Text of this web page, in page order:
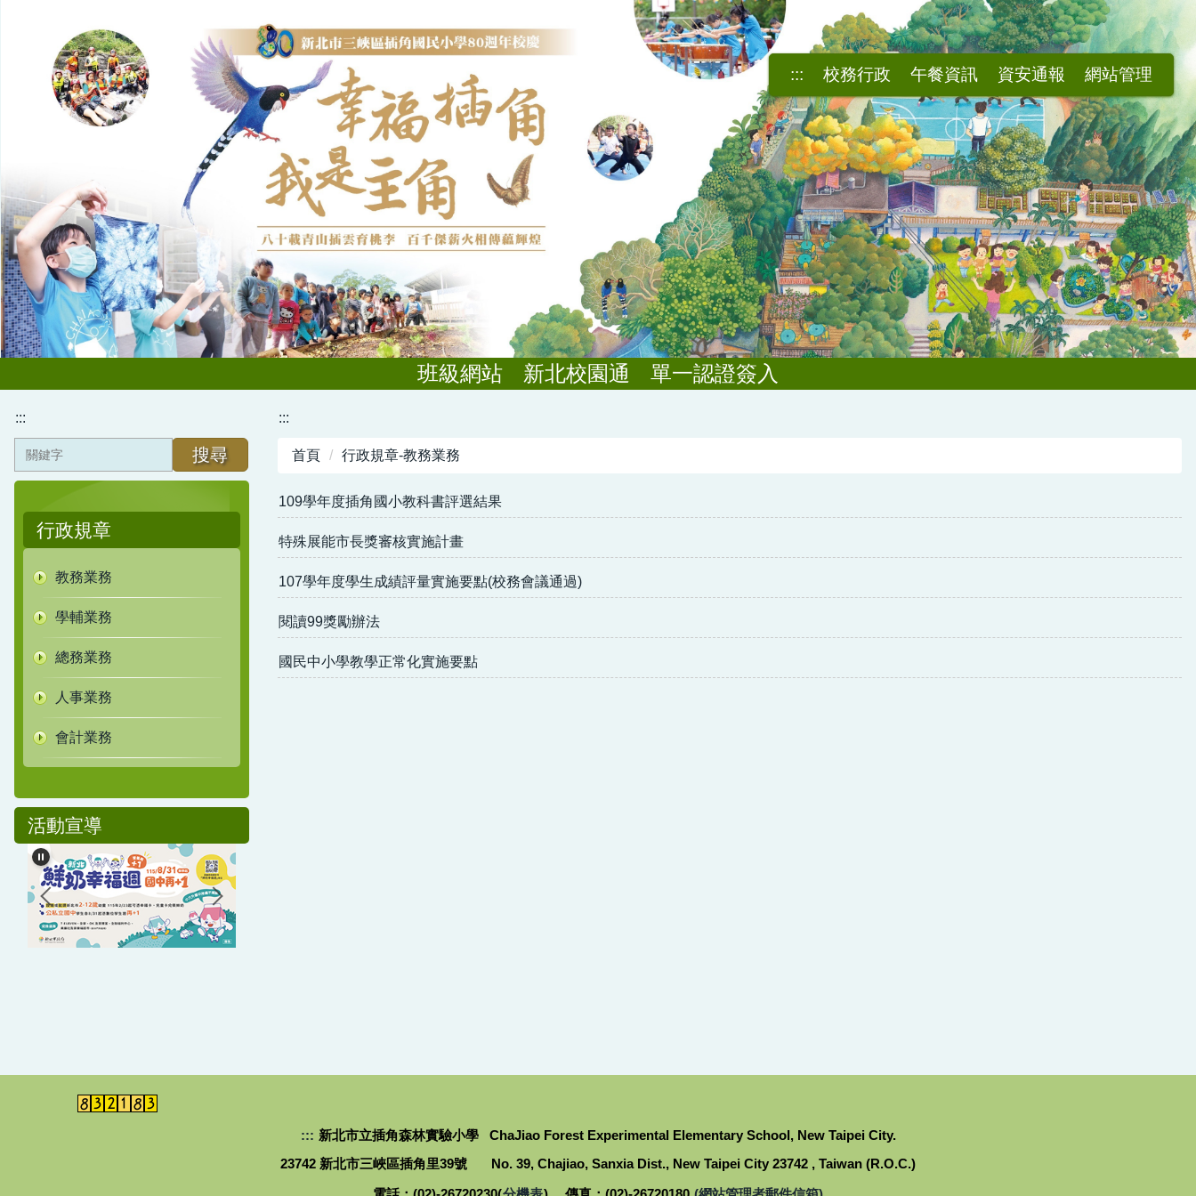
班級網站 新北校園通 單一認證簽入
::: 校務行政 午餐資訊 資安通報 網站管理
:::
搜尋
行政規章
教務業務
學輔業務
總務業務
人事業務
會計業務
活動宣導
:::
首頁 行政規章-教務業務
109學年度插角國小教科書評選結果
特殊展能市長獎審核實施計畫
107學年度學生成績評量實施要點(校務會議通過)
閱讀99獎勵辦法
國民中小學教學正常化實施要點
::: 新北市立插角森林實驗小學 ChaJiao Forest Experimental Elementary School, New Taipei City.
23742 新北市三峽區插角里39號 No. 39, Chajiao, Sanxia Dist., New Taipei City 23742 , Taiwan (R.O.C.)